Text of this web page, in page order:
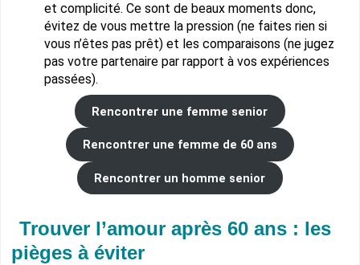
et complicité. Ce sont de beaux moments donc,
évitez de vous mettre la pression (ne faites rien si
vous n’êtes pas prêt) et les comparaisons (ne jugez
pas votre partenaire par rapport à vos expériences
passées).
Rencontrer une femme senior
Rencontrer une femme de 60 ans
Rencontrer un homme senior
Trouver l’amour après 60 ans : les
pièges à éviter